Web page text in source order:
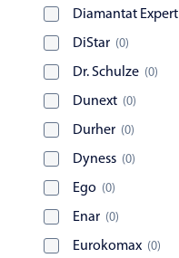
Diamantat Expert
DiStar (0)
Dr. Schulze (0)
Dunext (0)
Durher (0)
Dyness (0)
Ego (0)
Enar (0)
Eurokomax (0)